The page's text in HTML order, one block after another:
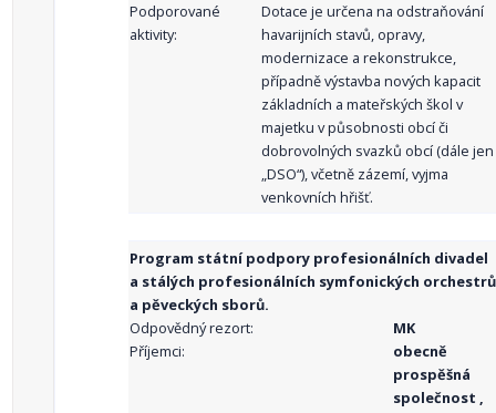
Podporované
aktivity:
Dotace je určena na odstraňování
havarijních stavů, opravy,
modernizace a rekonstrukce,
případně výstavba nových kapacit
základních a mateřských škol v
majetku v působnosti obcí či
dobrovolných svazků obcí (dále jen
„DSO“), včetně zázemí, vyjma
venkovních hřišť.
Program státní podpory profesionálních divadel
a stálých profesionálních symfonických orchestrů
a pěveckých sborů.
Odpovědný rezort:
MK
Příjemci:
obecně
prospěšná
společnost ,